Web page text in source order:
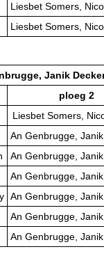
Liesbet Somers,
Liesbet Somers,
Janik
ploeg 2
Liesbet Somers,
An Genbrugge,
An Genbrugge,
An Genbrugge,
An Genbrugge,
An Genbrugge,
An Genbrugge,